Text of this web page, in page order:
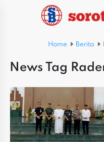
Home Berita
News Tag